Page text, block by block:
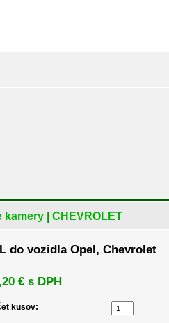
kamery CHEVROLET
do vozidla Opel, Chevrolet
€ s DPH
kusov: